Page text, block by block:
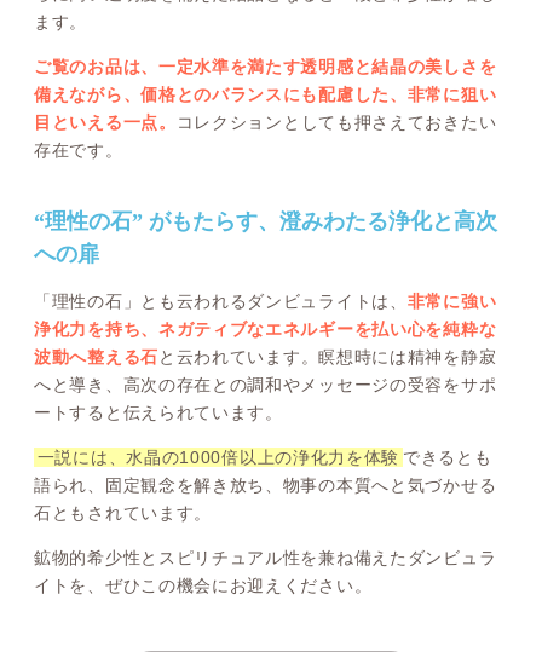
ます。
ご覧のお品は、一定水準を満たす透明感と結晶の美しさを
備えながら、価格とのバランスにも配慮した、非常に狙い
目といえる一点。
コレクションとしても押さえておきたい
存在です。
“理性の石” がもたらす、澄みわたる浄化と高次
への扉
「理性の石」とも云われるダンビュライトは、 非常に強い
浄化力を持ち、ネガティブなエネルギーを払い心を純粋な
波動へ整える石と云われています。瞑想時には精神を静寂
へと導き、高次の存在との調和やメッセージの受容をサポ
ートすると伝えられています。
一説には、水晶の1000倍以上の浄化力を体験 できるとも
語られ、固定観念を解き放ち、物事の本質へと気づかせる
石ともされています。
鉱物的希少性とスピリチュアル性を兼ね備えたダンビュラ
イトを、ぜひこの機会にお迎えください。